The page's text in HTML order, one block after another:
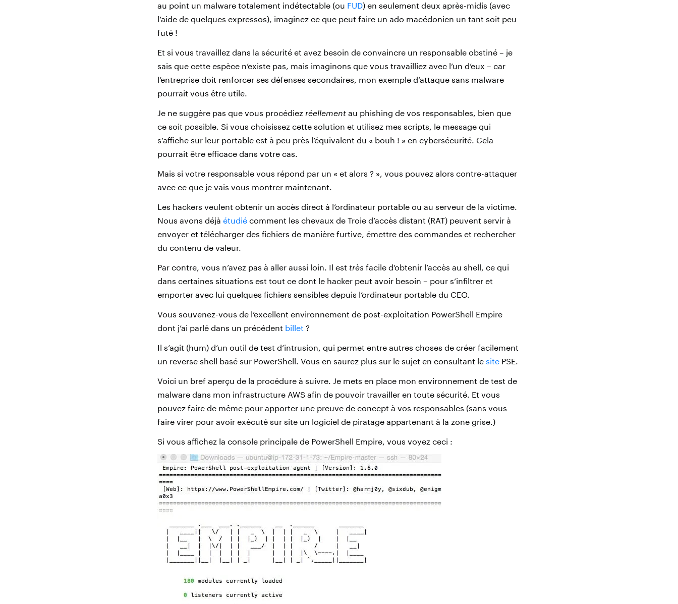
au point un malware totalement indétectable (ou FUD) en seulement deux après-midis (avec
l’aide de quelques expressos), imaginez ce que peut faire un ado macédonien un tant soit peu
futé !
Et si vous travaillez dans la sécurité et avez besoin de convaincre un responsable obstiné – je
sais que cette espèce n’existe pas, mais imaginons que vous travailliez avec l’un d’eux – car
l’entreprise doit renforcer ses défenses secondaires, mon exemple d’attaque sans malware
pourrait vous être utile.
Je ne suggère pas que vous procédiez réellement au phishing de vos responsables, bien que
ce soit possible. Si vous choisissez cette solution et utilisez mes scripts, le message qui
s’affiche sur leur portable est à peu près l’équivalent du « bouh ! » en cybersécurité. Cela
pourrait être efficace dans votre cas.
Mais si votre responsable vous répond par un « et alors ? », vous pouvez alors contre-attaquer
avec ce que je vais vous montrer maintenant.
Les hackers veulent obtenir un accès direct à l’ordinateur portable ou au serveur de la victime.
Nous avons déjà étudié comment les chevaux de Troie d’accès distant (RAT) peuvent servir à
envoyer et télécharger des fichiers de manière furtive, émettre des commandes et rechercher
du contenu de valeur.
Par contre, vous n’avez pas à aller aussi loin. Il est très facile d’obtenir l’accès au shell, ce qui
dans certaines situations est tout ce dont le hacker peut avoir besoin – pour s’infiltrer et
emporter avec lui quelques fichiers sensibles depuis l’ordinateur portable du CEO.
Vous souvenez-vous de l’excellent environnement de post-exploitation PowerShell Empire
dont j’ai parlé dans un précédent billet ?
Il s’agit (hum) d’un outil de test d’intrusion, qui permet entre autres choses de créer facilement
un reverse shell basé sur PowerShell. Vous en saurez plus sur le sujet en consultant le site PSE.
Voici un bref aperçu de la procédure à suivre. Je mets en place mon environnement de test de
malware dans mon infrastructure AWS afin de pouvoir travailler en toute sécurité. Et vous
pouvez faire de même pour apporter une preuve de concept à vos responsables (sans vous
faire virer pour avoir exécuté sur site un logiciel de piratage appartenant à la zone grise.)
Si vous affichez la console principale de PowerShell Empire, vous voyez ceci :